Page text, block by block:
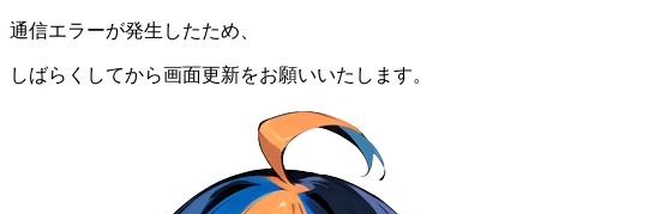
通信エラーが発生したため、
しばらくしてから画面更新をお願いいたします。